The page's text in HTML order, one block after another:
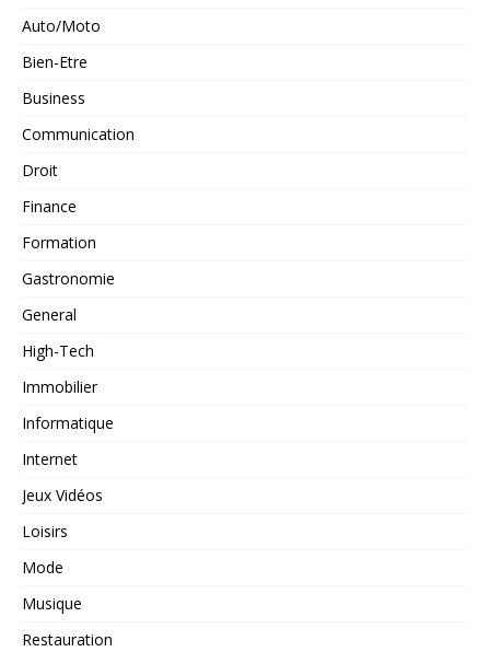
Auto/Moto
Bien-Etre
Business
Communication
Droit
Finance
Formation
Gastronomie
General
High-Tech
Immobilier
Informatique
Internet
Jeux Vidéos
Loisirs
Mode
Musique
Restauration